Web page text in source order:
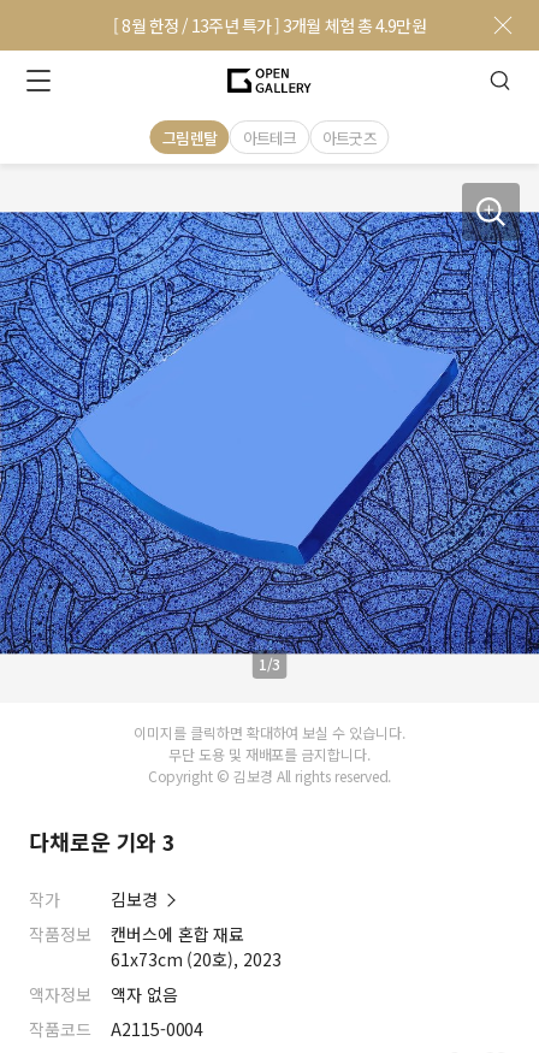
[ 8월 한정 / 13주년 특가 ] 3개월 체험 총 4.9만원
그림렌탈 아트테크 아트굿즈
1/3
이미지를 클릭하면 확대하여 보실 수 있습니다.
무단 도용 및 재배포를 금지합니다.
Copyright © 김보경 All rights reserved.
다채로운 기와 3
작가
김보경
작품정보
캔버스에 혼합 재료
61x73cm (20호), 2023
액자정보
액자 없음
작품코드
A2115-0004